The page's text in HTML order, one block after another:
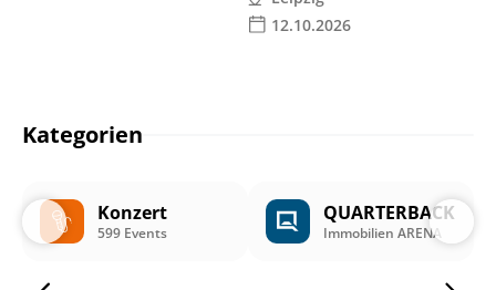
12.10.2026
Kategorien
Konzert
599 Events
QUARTERBACK
Immobilien ARENA